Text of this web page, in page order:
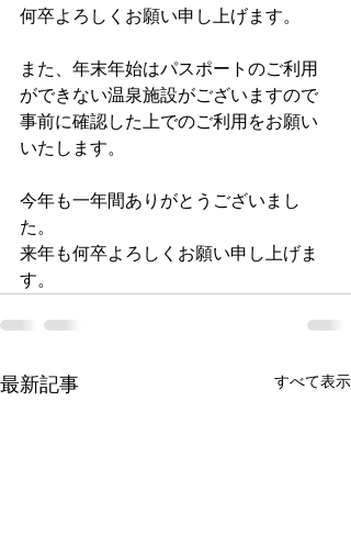
何卒よろしくお願い申し上げます。
また、年末年始はパスポートのご利用
ができない温泉施設がございますので
事前に確認した上でのご利用をお願い
いたします。
今年も一年間ありがとうございまし
た。
来年も何卒よろしくお願い申し上げま
す。
最新記事 すべて表示